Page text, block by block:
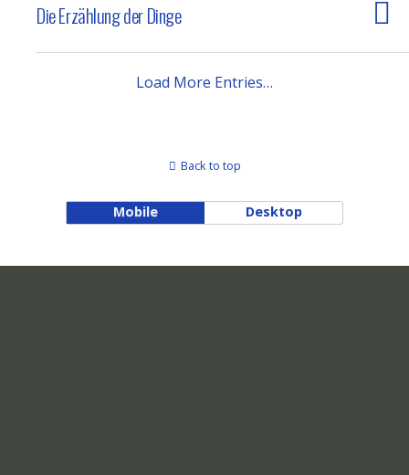
Die Erzählung der Dinge
Load More Entries…
Back to top
Mobile Desktop